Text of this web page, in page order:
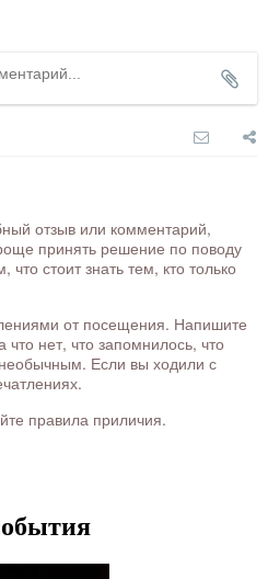
отзыв или комментарий,
принять решение по поводу
стоит знать тем, кто только
от посещения. Напишите
нет, что запомнилось, что
Если вы ходили с
правила приличия.